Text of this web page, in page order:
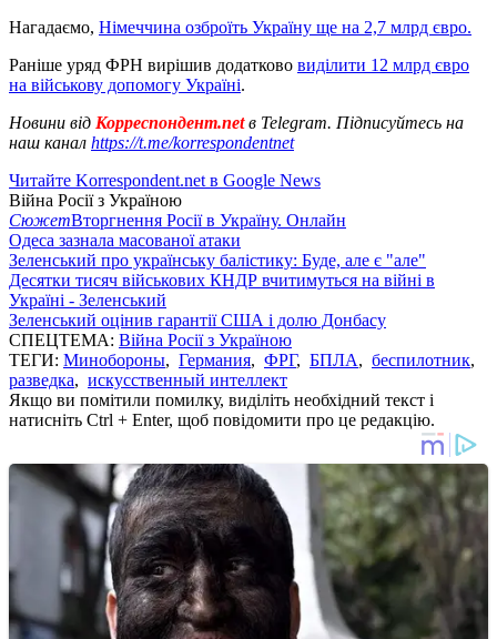
Нагадаємо, Німеччина озброїть Україну ще на 2,7 млрд євро.
Раніше уряд ФРН вирішив додатково виділити 12 млрд євро
на військову допомогу Україні.
Новини від Корреспондент.netв Telegram. Підписуйтесь на
наш канал https://t.me/korrespondentnet
Читайте Korrespondent.net в Google News
Війна Росії з Україною
СюжетВторгнення Росії в Україну. Онлайн
Одеса зазнала масованої атаки
Зеленський про українську балістику: Буде, але є "але"
Десятки тисяч військових КНДР вчитимуться на війні в
Україні - Зеленський
Зеленський оцінив гарантії США і долю Донбасу
СПЕЦТЕМА: Війна Росії з Україною
ТЕГИ: Минобороны, Германия, ФРГ, БПЛА, беспилотник,
разведка, искусственный интеллект
Якщо ви помітили помилку, виділіть необхідний текст і
натисніть Ctrl + Enter, щоб повідомити про це редакцію.